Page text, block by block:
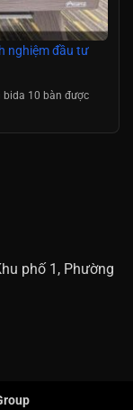
nghiệm đầu tư
bida 10 bàn được
phố 1, Phường